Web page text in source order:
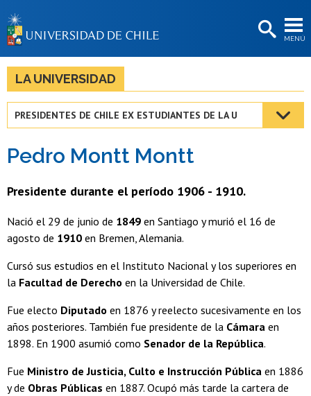
MENÚ
BIBLIOTECAS
LA UNIVERSIDAD
Estudiantes
Académicas/os
Funcionarias/os
LA UNIVERSIDAD
PRESIDENTES DE CHILE EX ESTUDIANTES DE LA U
Pedro Montt Montt
Presidente durante el período 1906 - 1910.
Nació el 29 de junio de 1849 en Santiago y murió el 16 de
agosto de 1910 en Bremen, Alemania.
Cursó sus estudios en el Instituto Nacional y los superiores en
la Facultad de Derecho en la Universidad de Chile.
Fue electo Diputado en 1876 y reelecto sucesivamente en los
años posteriores. También fue presidente de la Cámara en
1898. En 1900 asumió como Senador de la República.
Fue Ministro de Justicia, Culto e Instrucción Pública en 1886
y de Obras Públicas en 1887. Ocupó más tarde la cartera de